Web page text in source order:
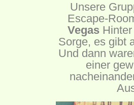
Unsere
Escape-
Vegas
Sorge, es gibt
Und dann
einer